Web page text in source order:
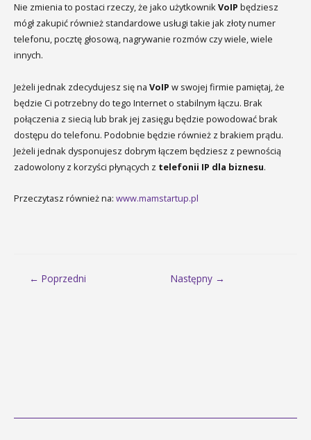
Nie zmienia to postaci rzeczy, że jako użytkownikVoIP będziesz
mógł zakupić również standardowe usługi takie jak złoty numer
telefonu, pocztę głosową, nagrywanie rozmów czy wiele, wiele
innych.
Jeżeli jednak zdecydujesz się na VoIP w swojej firmie pamiętaj, że
będzie Ci potrzebny do tego Internet o stabilnym łączu. Brak
połączenia z siecią lub brak jej zasięgu będzie powodować brak
dostępu do telefonu. Podobnie będzie również z brakiem prądu.
Jeżeli jednak dysponujesz dobrym łączem będziesz z pewnością
zadowolony z korzyści płynących z telefonii IP dla biznesu.
Przeczytasz również na: www.mamstartup.pl
Nawigacja
← Poprzedni Następny →